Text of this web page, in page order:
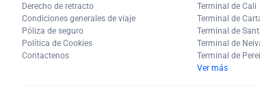
Derecho de retracto
Condiciones generales de viaje
Póliza de seguro
Política de Cookies
Contactenos
Terminal de Cali
Terminal de
Terminal de
Terminal de
Terminal de
Ver más